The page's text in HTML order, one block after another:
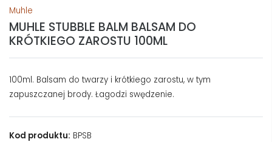
Muhle
MUHLE STUBBLE BALM BALSAM DO
KRÓTKIEGO ZAROSTU 100ML
100ml. Balsam do twarzy i krótkiego zarostu, w tym
zapuszczanej brody. Łagodzi swędzenie.
Kod produktu: BPSB